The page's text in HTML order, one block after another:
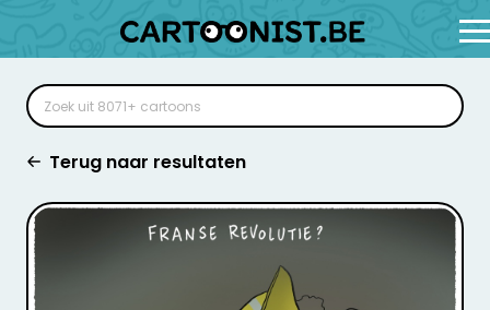
Terug naar resultaten